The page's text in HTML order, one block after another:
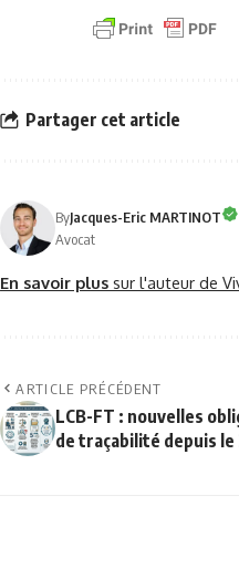
Partager cet article
ByJacques-Eric MARTINOT
Avocat
En savoir plus sur l'auteur de
ARTICLE PRÉCÉDENT
LCB-FT : nouvelles
de traçabilité depuis